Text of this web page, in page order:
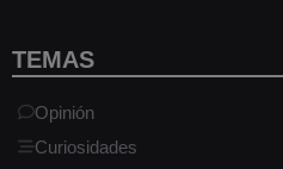
TEMAS
Opinión
Curiosidades